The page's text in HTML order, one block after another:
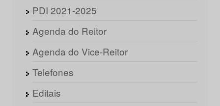
PDI 2021-2025
Agenda do Reitor
Agenda do Vice-Reitor
Telefones
Editais